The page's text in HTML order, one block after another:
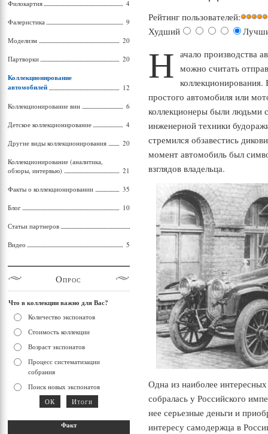
Рейтинг пользователей:
Худший
Н ачало производства
можно считать
простого автомобиля или
коллекционеры были людьми
инженерной техники
стремился обзавестись
момент автомобиль был
взглядов владельца.
Одна из наиболее
собралась у Российского
нее серьезные деньги и
интересу самодержца в
Филокартия 4
Фалеристика 9
Моделизм 20
Партворки 20
Коллекционирование
автомобилей
12
Коллекционирование вин 6
Детское коллекционирование 4
Другие виды коллекционирования 20
Коллекционирование (аналитика,
обзоры, интервью)
21
Факты о коллекционировании 35
Блог 10
Статьи партнеров
Видео 5
Опрос
Что в коллекции важно для Вас?
Количество экспонатов
Стоимость коллекции
Возраст экспонатов
Процесс систематизации
собрания
Поиск новых экспонатов
Факт